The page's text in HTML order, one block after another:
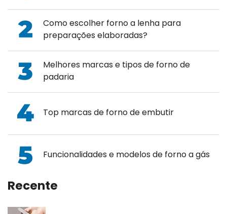
Como escolher forno a lenha para
preparações elaboradas?
Melhores marcas e tipos de forno de
padaria
Top marcas de forno de embutir
Funcionalidades e modelos de forno a gás
Recente